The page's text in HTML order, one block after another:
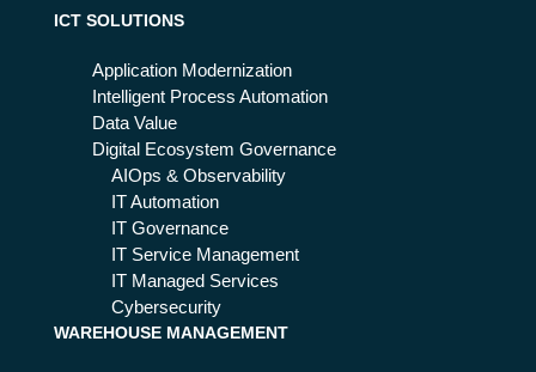
ICT SOLUTIONS
Application Modernization
Intelligent Process Automation
Data Value
Digital Ecosystem Governance
AIOps & Observability
IT Automation
IT Governance
IT Service Management
IT Managed Services
Cybersecurity
WAREHOUSE MANAGEMENT